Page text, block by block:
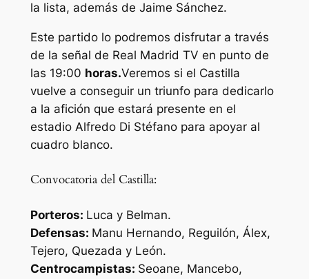
la lista, además de Jaime Sánchez.
Este partido lo podremos disfrutar a través
de la señal de Real Madrid TV en punto de
las 19:00 horas.Veremos si el Castilla
vuelve a conseguir un triunfo para dedicarlo
a la afición que estará presente en el
estadio Alfredo Di Stéfano para apoyar al
cuadro blanco.
Convocatoria del Castilla:
Porteros: Luca y Belman.
Defensas: Manu Hernando, Reguilón, Álex,
Tejero, Quezada y León.
Centrocampistas: Seoane, Mancebo,